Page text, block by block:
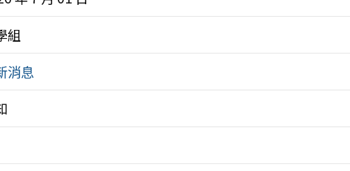
組
消息